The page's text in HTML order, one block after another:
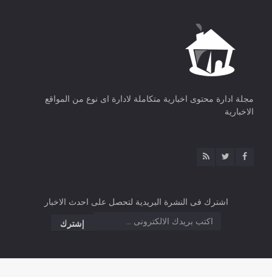
مجلة ادارة محتوى اخبارية متكاملة لادارة اى نوع من المواقع
الاخبارية
اشترك فى النشرة البريدية لتحصل على احدث الاخبار